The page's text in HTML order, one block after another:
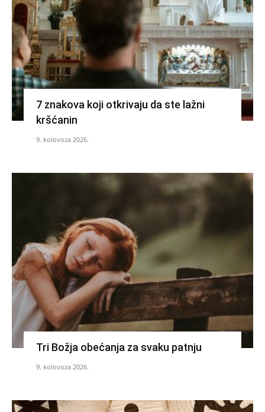
7 znakova koji otkrivaju da ste lažni
kršćanin
9. kolovoza 2026.
Tri Božja obećanja za svaku patnju
9. kolovoza 2026.